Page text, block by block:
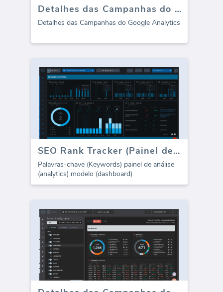
Detalhes das Campanhas do Google Analytics
Detalhes das Campanhas do Google Analytics
SEO Rank Tracker (Painel de Controle)
Palavras-chave (Keywords) painel de análise
(analytics) modelo (dashboard)